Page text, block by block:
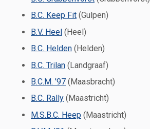
B.C. Keep Fit (Gulpen)
B.V. Heel (Heel)
B.C. Helden (Helden)
B.C. Trilan (Landgraaf)
B.C.M. '97 (Maasbracht)
B.C. Rally (Maastricht)
M.S.B.C. Heep (Maastricht)